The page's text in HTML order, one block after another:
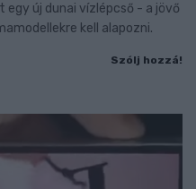
új dunai vízlépcső - a jövő
kell alapozni.
Szólj hozzá!